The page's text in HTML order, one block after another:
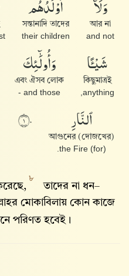
وَلَآ
আর না
and not
أَوْلَٰدُهُم
সন্তানাদি তাদের
their children
شَيْـًٔا
কিছুমাত্রই
anything,
وَأُو۟لَٰٓئِكَ
এবং ঐসব লোক
and those -
ٱلنَّارِ
আগুনের (দোজখের)
(for) the Fire.
١٠
৮
তাদের না ধন–
মোকাবিলায় কোন কাজে
পরিণত হবেই।